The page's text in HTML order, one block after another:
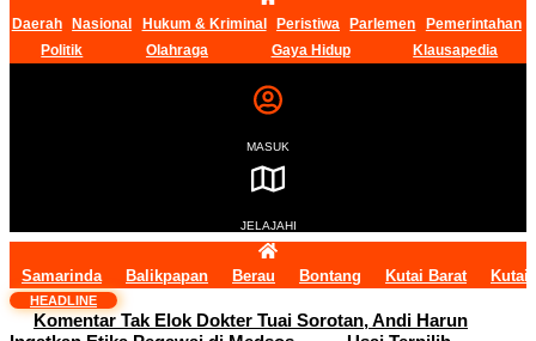
Daerah Nasional Hukum & Kriminal Peristiwa Parlemen
Pemerintahan
Politik
Olahraga Gaya Hidup Klausapedia
MASUK
JELAJAHI
Samarinda Balikpapan Berau Bontang Kutai Barat Kutai
HEADLINE
Komentar Tak Elok Dokter Tuai Sorotan, Andi Harun